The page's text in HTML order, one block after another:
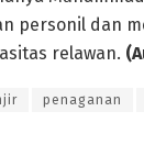
personil dan
relawan.
penaganan